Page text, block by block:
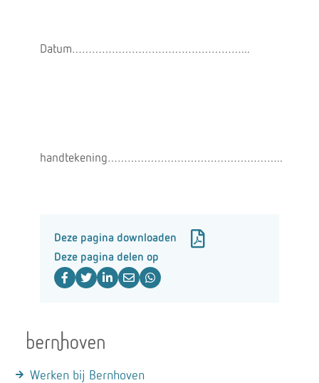
Datum……………………………………………...
handtekening……………………………………………..
Deze pagina downloaden
Deze pagina delen op
Werken bij Bernhoven